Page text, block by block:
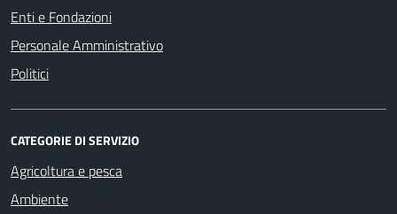
Enti e Fondazioni
Personale Amministrativo
Politici
CATEGORIE DI SERVIZIO
Agricoltura e pesca
Ambiente